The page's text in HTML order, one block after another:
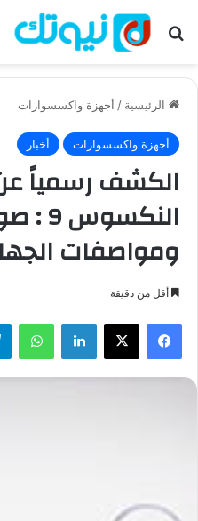
بحث عن
الرئيسية / أجهزة واكسسوارات
أجهزة واكسسوارات أخبار
الكشف رسمياً
ومواصفات
أقل من دقيقة
فيسبوك لينكدإن واتساب